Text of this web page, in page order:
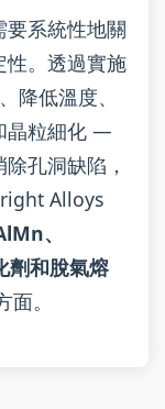
系統性地關
性。透過實施
低溫度、
晶粒細化 —
孔洞缺陷，
Alloys
、
劑和脫氣熔
。